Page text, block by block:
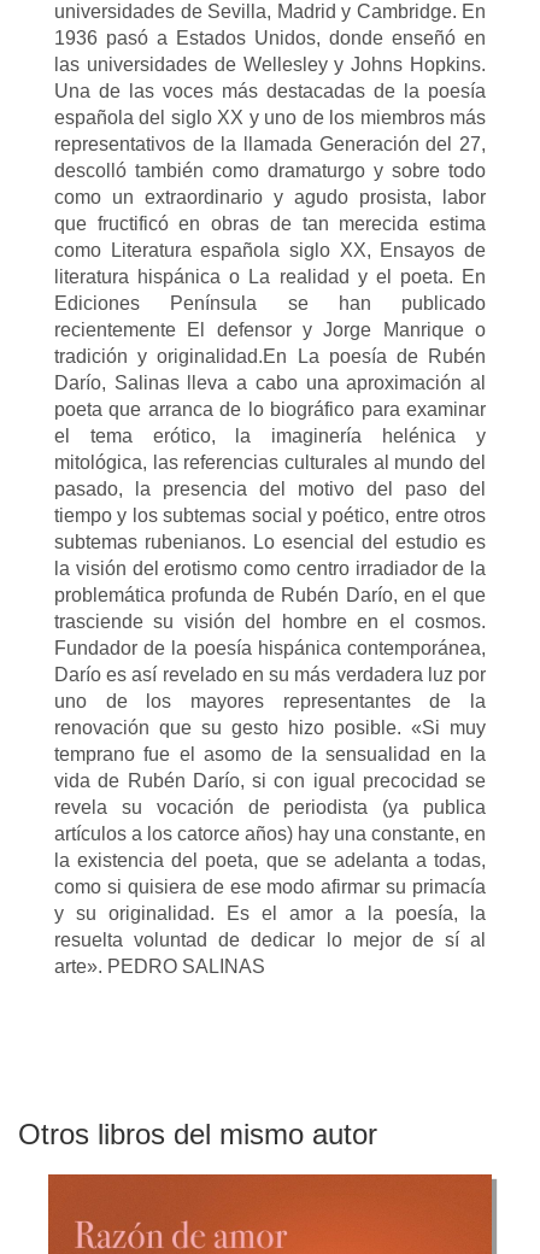
universidades de Sevilla, Madrid y Cambridge. En
1936 pasó a Estados Unidos, donde enseñó en
las universidades de Wellesley y Johns Hopkins.
Una de las voces más destacadas de la poesía
española del siglo XX y uno de los miembros más
representativos de la llamada Generación del 27,
descolló también como dramaturgo y sobre todo
como un extraordinario y agudo prosista, labor
que fructificó en obras de tan merecida estima
como Literatura española siglo XX, Ensayos de
literatura hispánica o La realidad y el poeta. En
Ediciones Península se han publicado
recientemente El defensor y Jorge Manrique o
tradición y originalidad.En La poesía de Rubén
Darío, Salinas lleva a cabo una aproximación al
poeta que arranca de lo biográfico para examinar
el tema erótico, la imaginería helénica y
mitológica, las referencias culturales al mundo del
pasado, la presencia del motivo del paso del
tiempo y los subtemas social y poético, entre otros
subtemas rubenianos. Lo esencial del estudio es
la visión del erotismo como centro irradiador de la
problemática profunda de Rubén Darío, en el que
trasciende su visión del hombre en el cosmos.
Fundador de la poesía hispánica contemporánea,
Darío es así revelado en su más verdadera luz por
uno de los mayores representantes de la
renovación que su gesto hizo posible. «Si muy
temprano fue el asomo de la sensualidad en la
vida de Rubén Darío, si con igual precocidad se
revela su vocación de periodista (ya publica
artículos a los catorce años) hay una constante, en
la existencia del poeta, que se adelanta a todas,
como si quisiera de ese modo afirmar su primacía
y su originalidad. Es el amor a la poesía, la
resuelta voluntad de dedicar lo mejor de sí al
arte». PEDRO SALINAS
Otros libros del mismo autor